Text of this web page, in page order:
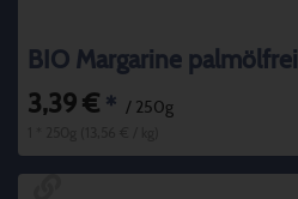
BIO Margarine palmölfrei
3,39 € * / 250g